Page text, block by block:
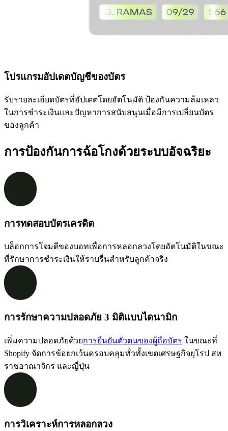
โปรแกรมอัปเดตบัญชีของบัตร
รับรายละเอียดบัตรที่อัปเดตโดยอัตโนมัติ ป้องกันความล้มเหลว
ในการชำระเงินและปัญหาการสนับสนุนเมื่อมีการเปลี่ยนบัตร
ของลูกค้า
การป้องกันการฉ้อโกงด้วยระบบอัจฉริยะ
การทดสอบบัตรเครดิต
บล็อกการโจมตีของบอทเพื่อการหลอกลวงโดยอัตโนมัติในขณะ
ที่รักษาการชำระเงินให้ราบรื่นสำหรับลูกค้าจริง
การรักษาความปลอดภัย 3 มิติแบบไดนามิก
เพิ่มความปลอดภัยด้วยการยืนยันตัวตนของผู้ถือบัตร ในขณะที่
Shopify จัดการข้อยกเว้นครอบคลุมทั่วทั้งเขตเศรษฐกิจยุโรป สห
ราชอาณาจักร และญี่ปุ่น
การวิเคราะห์การหลอกลวง